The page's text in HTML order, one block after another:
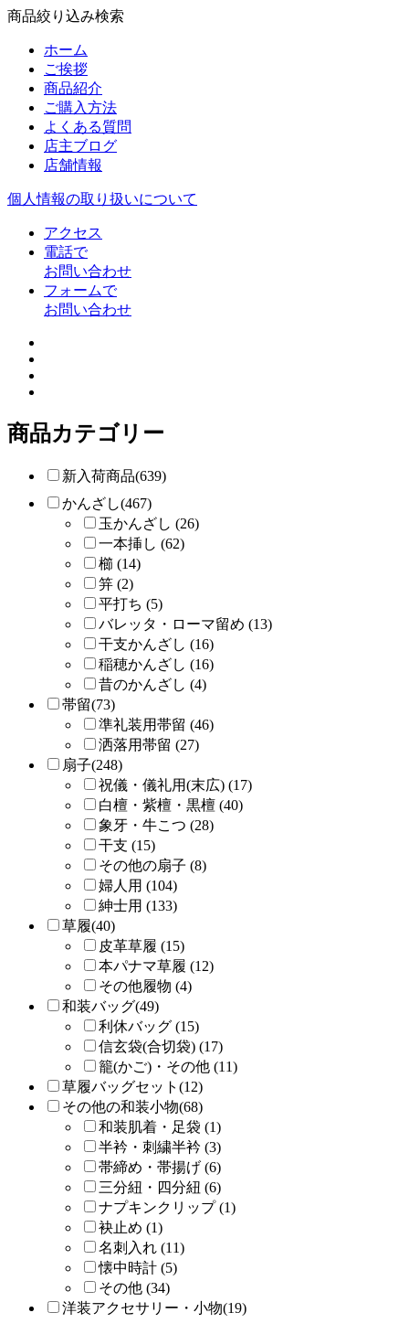
商品絞り込み検索
ホーム
ご挨拶
商品紹介
ご購入方法
よくある質問
店主ブログ
店舗情報
個人情報の取り扱いについて
アクセス
電話で
お問い合わせ
フォームで
お問い合わせ
商品カテゴリー
新入荷商品(639)
かんざし(467)
玉かんざし (26)
一本挿し (62)
櫛 (14)
笄 (2)
平打ち (5)
バレッタ・ローマ留め (13)
干支かんざし (16)
稲穂かんざし (16)
昔のかんざし (4)
帯留(73)
準礼装用帯留 (46)
洒落用帯留 (27)
扇子(248)
祝儀・儀礼用(末広) (17)
白檀・紫檀・黒檀 (40)
象牙・牛こつ (28)
干支 (15)
その他の扇子 (8)
婦人用 (104)
紳士用 (133)
草履(40)
皮革草履 (15)
本パナマ草履 (12)
その他履物 (4)
和装バッグ(49)
利休バッグ (15)
信玄袋(合切袋) (17)
籠(かご)・その他 (11)
草履バッグセット(12)
その他の和装小物(68)
和装肌着・足袋 (1)
半衿・刺繍半衿 (3)
帯締め・帯揚げ (6)
三分紐・四分紐 (6)
ナプキンクリップ (1)
袂止め (1)
名刺入れ (11)
懐中時計 (5)
その他 (34)
洋装アクセサリー・小物(19)